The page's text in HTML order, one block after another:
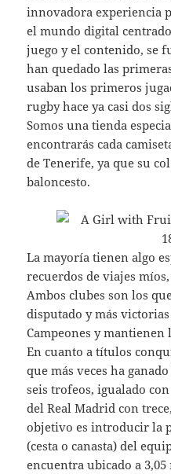
innovadora experiencia
el mundo digital
juego y el contenido, se
han quedado las
usaban los primeros
rugby hace ya casi dos
Somos una tienda
encontrarás cada
de Tenerife, ya que su
baloncesto.
La mayoría tienen algo
recuerdos de viajes
Ambos clubes son los
disputado y más
Campeones y
En cuanto a títulos
que más veces ha
seis trofeos, igualado
del Real Madrid con
objetivo es introducir la
(cesta o canasta) del
encuentra ubicado a